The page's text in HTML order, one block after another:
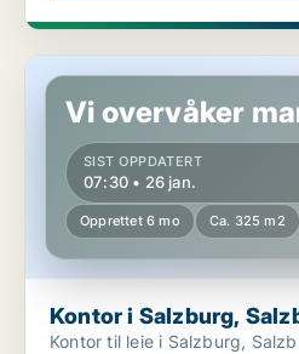
Kontor i Salzburg, Salzburg
Vi overvåker
SIST OPPDATERT
07:30 • 26 jan.
Opprettet 6 mo Ca. 325 m2
Kontor i Salzburg,
Kontor til leie i Salzburg,